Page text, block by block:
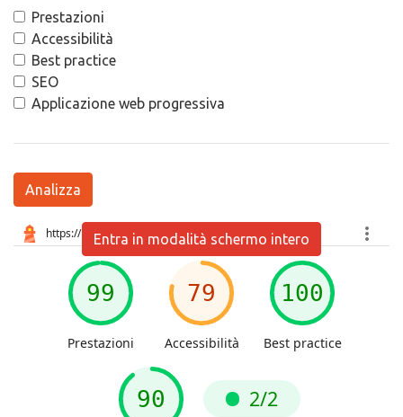
Prestazioni
Accessibilità
Best practice
SEO
Applicazione web progressiva
Analizza
Entra in modalità schermo intero